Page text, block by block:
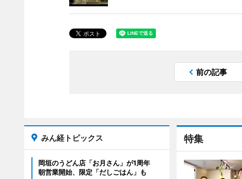
前の記事
特集
みん経トピックス
岡垣のうどん店「お月さん」が1周年
朝営業開始、限定「だしごはん」も